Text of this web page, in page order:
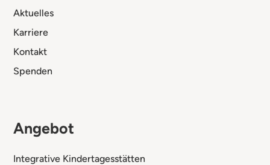
Aktuelles
Karriere
Kontakt
Spenden
Angebot
Integrative Kindertagesstätten